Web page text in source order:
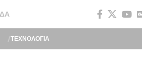
ΤΕΧΝΟΛΟΓΙΑ